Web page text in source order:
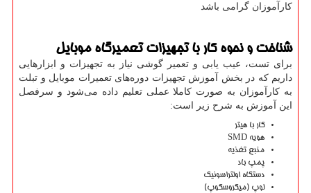
کارآموزان گرامی باشد
شناخت و نحوه کار با تجهیزات تعمیرگاه موبایل
برای تست، عیب یابی و تعمیر گوشی نیاز به تجهیزات و ابزارهایی
داریم که در بخش آموزش تجهیزات دوره‌های تعمیرات موبایل و تبلت
به کارآموزان به صورت کاملا عملی تعلیم داده می‌شود و سرفصل
این آموزش به شرح زیر است:
کار با هیتر
هویه SMD
منبع تغذیه
پمپ باد
دستگاه اولتراسونیک
لوپ (میکروسکوپ)